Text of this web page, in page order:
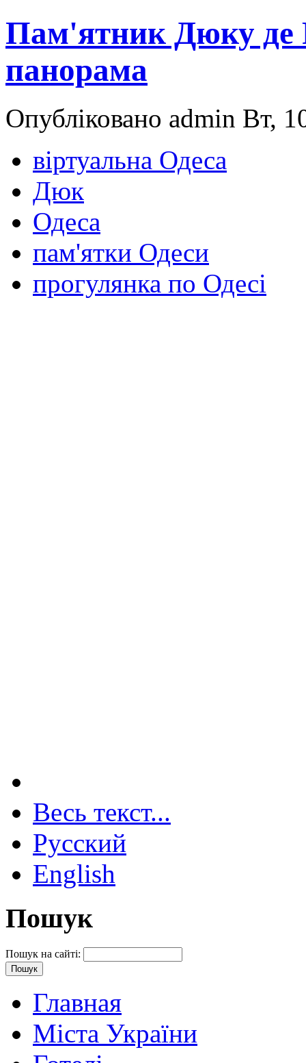
Пам'ятник Дюку де
панорама
Опубліковано admin Вт,
віртуальна Одеса
Дюк
Одеса
пам'ятки Одеси
прогулянка по Одесі
Весь текст...
Русский
English
Пошук
Пошук на сайті:
Главная
Міста України